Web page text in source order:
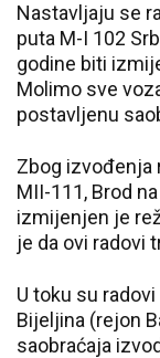
Nastavljaju se
puta M-I 102
godine biti
Molimo sve
postavljenu
Zbog izvođenja
MII-111, Brod
izmijenjen je
je da ovi radovi
U toku su
Bijeljina (rejon
saobraćaja